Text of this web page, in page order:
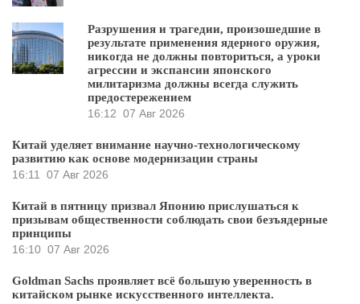
Разрушения и трагедии, произошедшие в
результате применения ядерного оружия,
никогда не должны повториться, а уроки
агрессии и экспансии японского
милитаризма должны всегда служить
предостережением
16:12 07 Авг 2026
Китай уделяет внимание научно-технологическому
развитию как основе модернизации страны
16:11
07 Авг 2026
Китай в пятницу призвал Японию прислушаться к
призывам общественности соблюдать свои безъядерные
принципы
16:10 07 Авг 2026
Goldman Sachs проявляет всё большую уверенность в
китайском рынке искусственного интеллекта.